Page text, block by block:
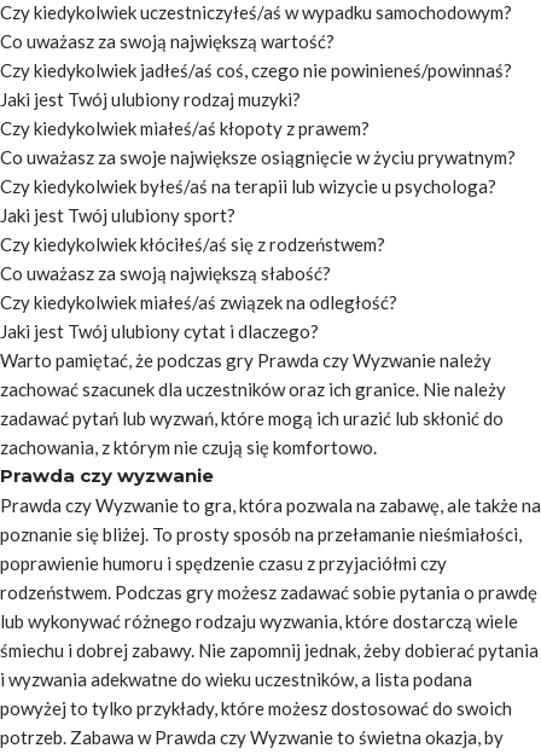
Czy kiedykolwiek uczestniczyłeś/aś w wypadku samochodowym?
Co uważasz za swoją największą wartość?
Czy kiedykolwiek jadłeś/aś coś, czego nie powinieneś/powinnaś?
Jaki jest Twój ulubiony rodzaj muzyki?
Czy kiedykolwiek miałeś/aś kłopoty z prawem?
Co uważasz za swoje największe osiągnięcie w życiu prywatnym?
Czy kiedykolwiek byłeś/aś na terapii lub wizycie u psychologa?
Jaki jest Twój ulubiony sport?
Czy kiedykolwiek kłóciłeś/aś się z rodzeństwem?
Co uważasz za swoją największą słabość?
Czy kiedykolwiek miałeś/aś związek na odległość?
Jaki jest Twój ulubiony cytat i dlaczego?
Warto pamiętać, że podczas gry Prawda czy Wyzwanie należy
zachować szacunek dla uczestników oraz ich granice. Nie należy
zadawać pytań lub wyzwań, które mogą ich urazić lub skłonić do
zachowania, z którym nie czują się komfortowo.
Prawda czy wyzwanie
Prawda czy Wyzwanie to gra, która pozwala na zabawę, ale także na
poznanie się bliżej. To prosty sposób na przełamanie nieśmiałości,
poprawienie humoru i spędzenie czasu z przyjaciółmi czy
rodzeństwem. Podczas gry możesz zadawać sobie pytania o prawdę
lub wykonywać różnego rodzaju wyzwania, które dostarczą wiele
śmiechu i dobrej zabawy. Nie zapomnij jednak, żeby dobierać pytania
i wyzwania adekwatne do wieku uczestników, a lista podana
powyżej to tylko przykłady, które możesz dostosować do swoich
potrzeb. Zabawa w Prawda czy Wyzwanie to świetna okazja, by